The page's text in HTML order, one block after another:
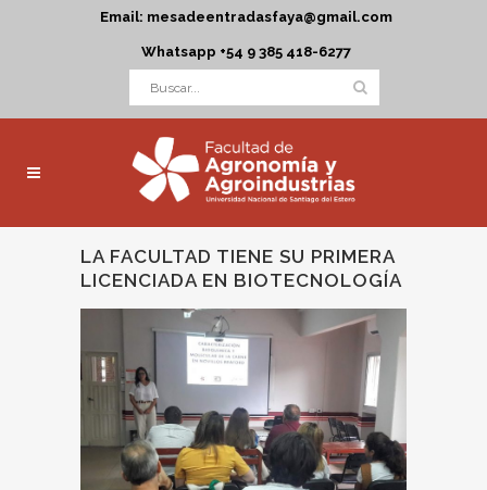
Email: mesadeentradasfaya@gmail.com
Whatsapp +54 9 385 418-6277
LA FACULTAD TIENE SU PRIMERA
LICENCIADA EN BIOTECNOLOGÍA